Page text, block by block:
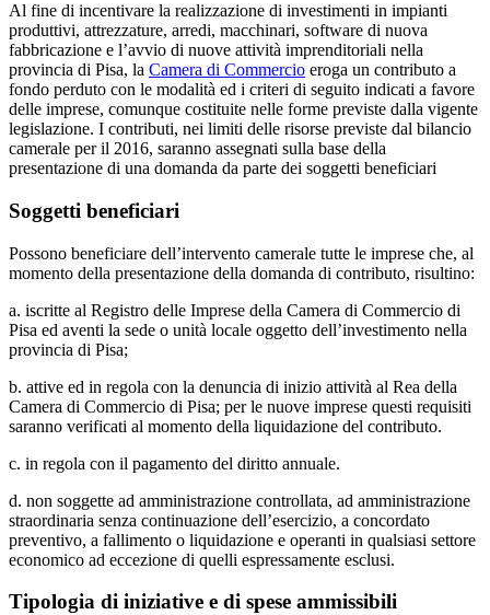
Al fine di incentivare la realizzazione di investimenti in impianti
produttivi, attrezzature, arredi, macchinari, software di nuova
fabbricazione e l’avvio di nuove attività imprenditoriali nella
provincia di Pisa, la Camera di Commercio eroga un contributo a
fondo perduto con le modalità ed i criteri di seguito indicati a favore
delle imprese, comunque costituite nelle forme previste dalla vigente
legislazione. I contributi, nei limiti delle risorse previste dal bilancio
camerale per il 2016, saranno assegnati sulla base della
presentazione di una domanda da parte dei soggetti beneficiari
Soggetti beneficiari
Possono beneficiare dell’intervento camerale tutte le imprese che, al
momento della presentazione della domanda di contributo, risultino:
a. iscritte al Registro delle Imprese della Camera di Commercio di
Pisa ed aventi la sede o unità locale oggetto dell’investimento nella
provincia di Pisa;
b. attive ed in regola con la denuncia di inizio attività al Rea della
Camera di Commercio di Pisa; per le nuove imprese questi requisiti
saranno verificati al momento della liquidazione del contributo.
c. in regola con il pagamento del diritto annuale.
d. non soggette ad amministrazione controllata, ad amministrazione
straordinaria senza continuazione dell’esercizio, a concordato
preventivo, a fallimento o liquidazione e operanti in qualsiasi settore
economico ad eccezione di quelli espressamente esclusi.
Tipologia di iniziative e di spese ammissibili